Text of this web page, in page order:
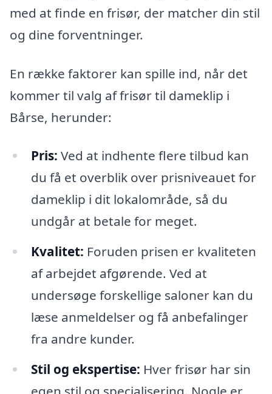
med at finde en frisør, der matcher din stil
og dine forventninger.
En række faktorer kan spille ind, når det
kommer til valg af frisør til dameklip i
Bårse, herunder:
Pris: Ved at indhente flere tilbud kan
du få et overblik over prisniveauet for
dameklip i dit lokalområde, så du
undgår at betale for meget.
Kvalitet: Foruden prisen er kvaliteten
af arbejdet afgørende. Ved at
undersøge forskellige saloner kan du
læse anmeldelser og få anbefalinger
fra andre kunder.
Stil og ekspertise: Hver frisør har sin